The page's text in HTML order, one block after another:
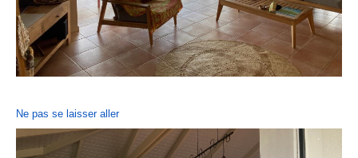
Ne pas se laisser aller